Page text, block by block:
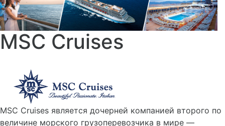
MSC Cruises
MSC Cruises является дочерней компанией второго по
величине морского грузоперевозчика в мире —